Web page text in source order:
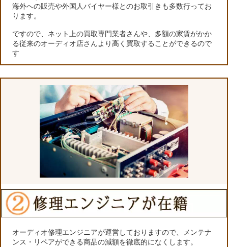
海外への販売や外国人バイヤー様とのお取引きも多数行ってお
ります。
ですので、ネット上の買取専門業者さんや、多額の家賃がかか
る従来のオーディオ店さんより高く買取することができるので
す
オーディオ修理エンジニアが運営しておりますので、メンテナ
ンス・リペアができる商品の減額を徹底的になくします。